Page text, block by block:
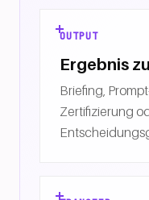
OUTPUT
Ergebnis
Briefing,
Zertifizierung